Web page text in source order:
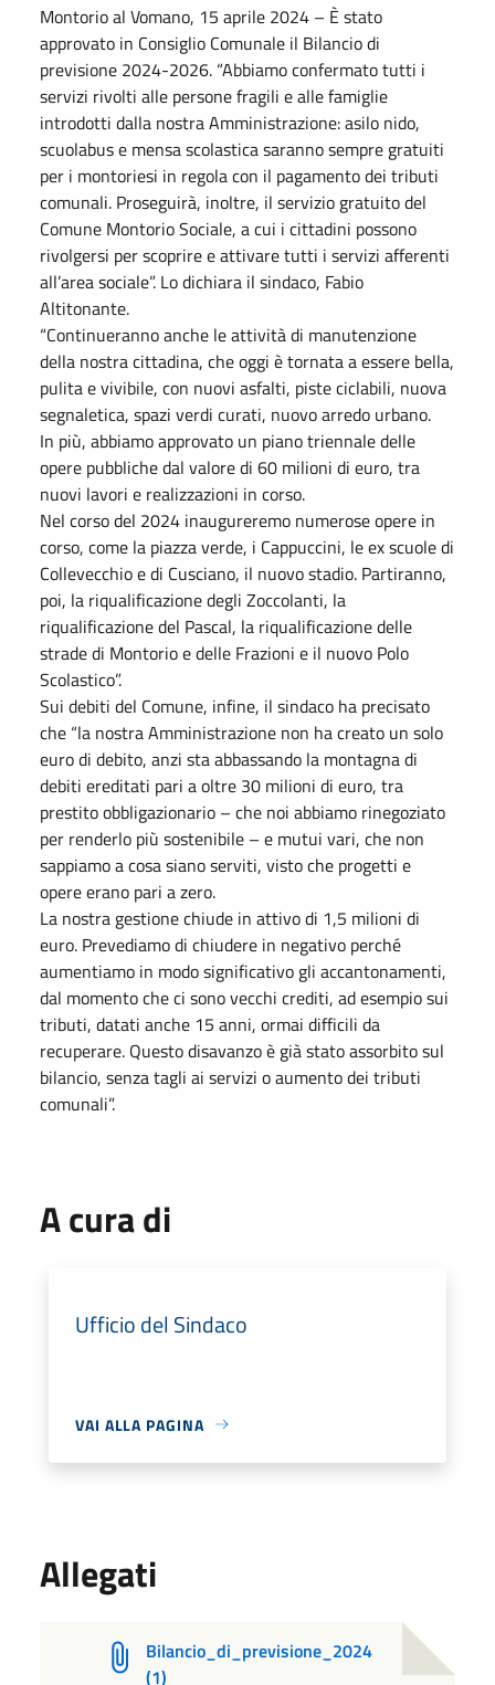
Montorio al Vomano, 15 aprile 2024 – È stato
approvato in Consiglio Comunale il Bilancio di
previsione 2024-2026. “Abbiamo confermato tutti i
servizi rivolti alle persone fragili e alle famiglie
introdotti dalla nostra Amministrazione: asilo nido,
scuolabus e mensa scolastica saranno sempre gratuiti
per i montoriesi in regola con il pagamento dei tributi
comunali. Proseguirà, inoltre, il servizio gratuito del
Comune Montorio Sociale, a cui i cittadini possono
rivolgersi per scoprire e attivare tutti i servizi afferenti
all’area sociale”. Lo dichiara il sindaco, Fabio
Altitonante.
“Continueranno anche le attività di manutenzione
della nostra cittadina, che oggi è tornata a essere bella,
pulita e vivibile, con nuovi asfalti, piste ciclabili, nuova
segnaletica, spazi verdi curati, nuovo arredo urbano.
In più, abbiamo approvato un piano triennale delle
opere pubbliche dal valore di 60 milioni di euro, tra
nuovi lavori e realizzazioni in corso.
Nel corso del 2024 inaugureremo numerose opere in
corso, come la piazza verde, i Cappuccini, le ex scuole di
Collevecchio e di Cusciano, il nuovo stadio. Partiranno,
poi, la riqualificazione degli Zoccolanti, la
riqualificazione del Pascal, la riqualificazione delle
strade di Montorio e delle Frazioni e il nuovo Polo
Scolastico”.
Sui debiti del Comune, infine, il sindaco ha precisato
che “la nostra Amministrazione non ha creato un solo
euro di debito, anzi sta abbassando la montagna di
debiti ereditati pari a oltre 30 milioni di euro, tra
prestito obbligazionario – che noi abbiamo rinegoziato
per renderlo più sostenibile – e mutui vari, che non
sappiamo a cosa siano serviti, visto che progetti e
opere erano pari a zero.
La nostra gestione chiude in attivo di 1,5 milioni di
euro. Prevediamo di chiudere in negativo perché
aumentiamo in modo significativo gli accantonamenti,
dal momento che ci sono vecchi crediti, ad esempio sui
tributi, datati anche 15 anni, ormai difficili da
recuperare. Questo disavanzo è già stato assorbito sul
bilancio, senza tagli ai servizi o aumento dei tributi
comunali”.
A cura di
Ufficio del Sindaco
VAI ALLA PAGINA
Allegati
Bilancio_di_previsione_2024
(1)